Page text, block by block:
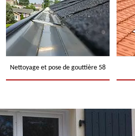
Nettoyage et pose de gouttière 58